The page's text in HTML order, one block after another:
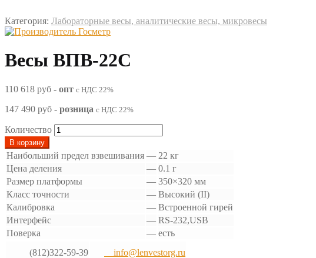
Категория: Лабораторные весы, аналитические весы, микровесы
Весы ВПВ-22С
110 618 руб - опт с НДС 22%
147 490 руб - розница с НДС 22%
Количество
В корзину
Наибольший предел взвешивания — 22 кг
Цена деления
— 0.1 г
Размер платформы
— 350×320 мм
Класс точности
— Высокий (II)
Калибровка
— Встроенной гирей
Интерфейс
— RS-232,USB
Поверка
— есть
(812)322-59-39
info@lenvestorg.ru